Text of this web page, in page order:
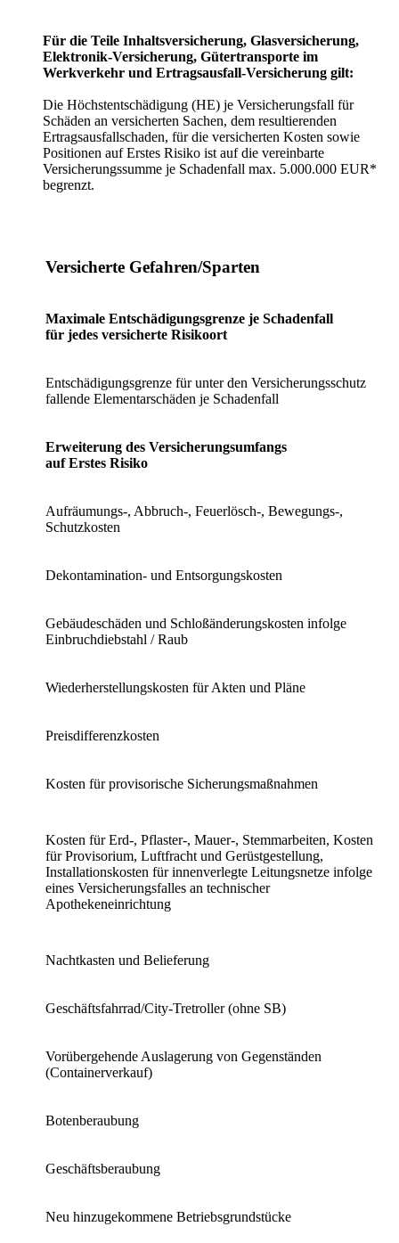
Für die Teile Inhaltsversicherung, Glasversicherung,
Elektronik-Versicherung, Gütertransporte im
Werkverkehr und Ertragsausfall-Versicherung gilt:
Die Höchstentschädigung (HE) je Versicherungsfall für
Schäden an versicherten Sachen, dem resultierenden
Ertragsausfallschaden, für die versicherten Kosten sowie
Positionen auf Erstes Risiko ist auf die vereinbarte
Versicherungssumme je Schadenfall max. 5.000.000 EUR*
begrenzt.
Versicherte Gefahren/Sparten
Maximale Entschädigungsgrenze je Schadenfall
für jedes versicherte Risikoort
Entschädigungsgrenze für unter den Versicherungsschutz
fallende Elementarschäden je Schadenfall
Erweiterung des Versicherungsumfangs
auf Erstes Risiko
Aufräumungs-, Abbruch-, Feuerlösch-, Bewegungs-,
Schutzkosten
Dekontamination- und Entsorgungskosten
Gebäudeschäden und Schloßänderungskosten infolge
Einbruchdiebstahl / Raub
Wiederherstellungskosten für Akten und Pläne
Preisdifferenzkosten
Kosten für provisorische Sicherungsmaßnahmen
Kosten für Erd-, Pflaster-, Mauer-, Stemmarbeiten, Kosten
für Provisorium, Luftfracht und Gerüstgestellung,
Installationskosten für innenverlegte Leitungsnetze infolge
eines Versicherungsfalles an technischer
Apothekeneinrichtung
Nachtkasten und Belieferung
Geschäftsfahrrad/City-Tretroller (ohne SB)
Vorübergehende Auslagerung von Gegenständen
(Containerverkauf)
Botenberaubung
Geschäftsberaubung
Neu hinzugekommene Betriebsgrundstücke